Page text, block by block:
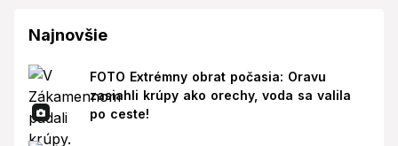
Najnovšie
FOTO Extrémny obrat počasia: Oravu
zasiahli krúpy ako orechy, voda sa valila
po ceste!